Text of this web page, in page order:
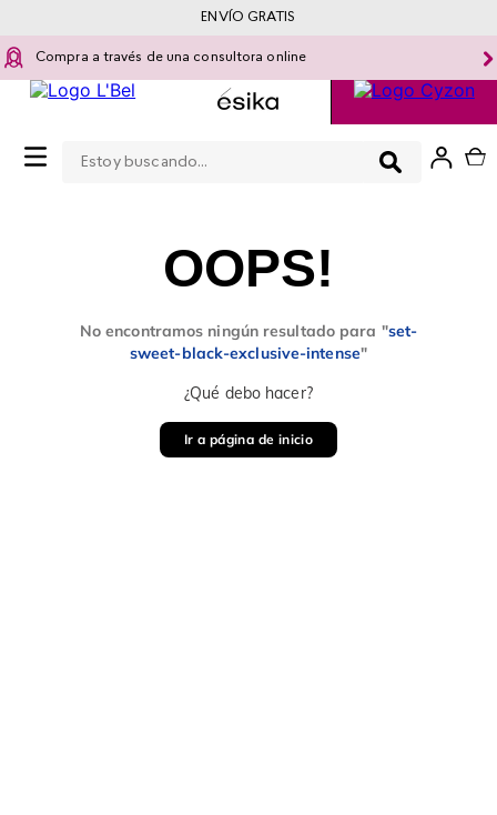
Compra a través de una consultora online
ENVÍO GRATIS
OOPS!
No encontramos ningún resultado para "set-
sweet-black-exclusive-intense"
¿Qué debo hacer?
Ir a página de inicio